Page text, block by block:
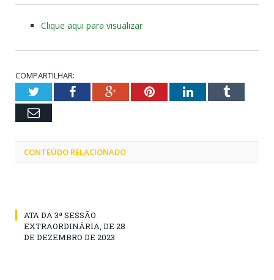
Clique aqui para visualizar
COMPARTILHAR:
TwitterFacebookGoogle+PinterestLinkedInTumblr
Email
CONTEÚDO RELACIONADO
ATA DA 3ª SESSÃO
EXTRAORDINÁRIA, DE 28
DE DEZEMBRO DE 2023